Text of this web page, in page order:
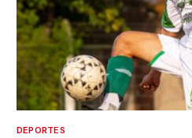
DEPORTES